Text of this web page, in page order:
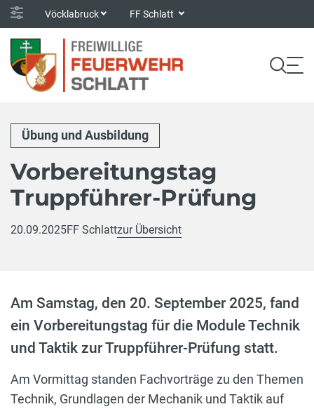
Vöcklabruck FF Schlatt
Übung und Ausbildung
Vorbereitungstag
Truppführer-Prüfung
20.09.2025FF Schlattzur Übersicht
Am Samstag, den 20. September 2025, fand
ein Vorbereitungstag für die Module Technik
und Taktik zur Truppführer-Prüfung statt.
Am Vormittag standen Fachvorträge zu den Themen
Technik, Grundlagen der Mechanik und Taktik auf